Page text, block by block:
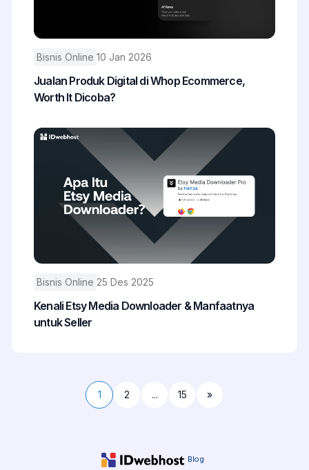
Bisnis Online 10 Jan 2026
Jualan Produk Digital di Whop Ecommerce,
Worth It Dicoba?
Bisnis Online 25 Des 2025
Kenali Etsy Media Downloader & Manfaatnya
untuk Seller
1 2 ... 15 »
Blog